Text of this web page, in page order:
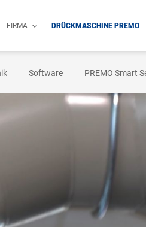
FIRMA DRÜCKMASCHINE PREMO
Software PREMO Smart